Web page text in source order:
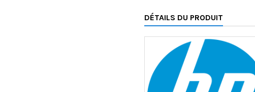
DÉTAILS DU PRODUIT